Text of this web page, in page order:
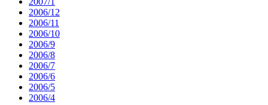
2006/12
2006/11
2006/10
2006/9
2006/8
2006/7
2006/6
2006/5
2006/4